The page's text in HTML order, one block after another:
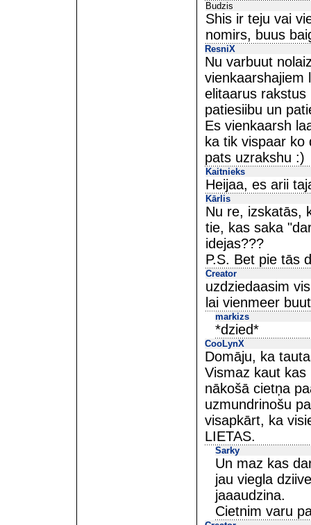
Budzis
Shis ir teju vai
nomirs, buus
ResniX
Nu varbuut
vienkaarshajiem
elitaarus rakstus
patiesiibu un
Es vienkaarsh
ka tik vispaar ko
pats uzrakshu :)
Kaitnieks
Heijaa, es arii
Kārlis
Nu re, izskatās,
tie, kas saka
idejas???
P.S. Bet pie tās
Creator
uzdziedaasim
lai vienmeer
markizs
*dzied*
CooLynX
Domāju, ka
Vismaz kaut
nākošā cietņa
uzmundrinošu
visapkārt, ka
LIETAS.
Sarky
Un maz kas
jau viegla
jaaaudzina.
Cietnim varu